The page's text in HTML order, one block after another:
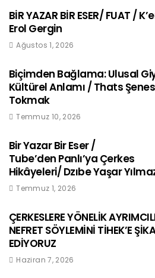
BİR YAZAR BİR ESER/ FUAT /
Erol Gergin
Ağustos 1, 2026
Biçimden Bağlama: Ulusal
Kültürel Anlamı / Thats
Tokmak
Temmuz 10, 2026
Bir Yazar Bir Eser /
Tube’den Panlı’ya Çerkes
Hikâyeleri/ Dzıbe Yaşar
Temmuz 1, 2026
ÇERKESLERE YÖNELİK
NEFRET SÖYLEMİNİ TİHEK’E
EDİYORUZ
Haziran 7, 2026